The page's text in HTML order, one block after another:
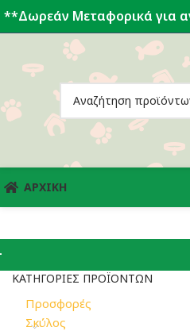
**Δωρεάν Μεταφορικά για
ΑΡΧΙΚΗ
ΚΑΤΗΓΟΡΊΕΣ ΠΡΟΪΌΝΤΩΝ
Προσφορές
Σκύλος